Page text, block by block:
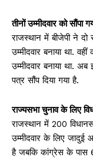
तीनों उम्मीदवार को सौंपा
राजस्थान में बीजेपी ने
उम्मीदवार बनाया था.
उम्मीदवार बनाया था.
पत्र सौंप दिया गया है.
राज्यसभा चुनाव के लिए
राजस्थान में 200
उम्मीदवार के लिए
है जबकि कांग्रेस के पास